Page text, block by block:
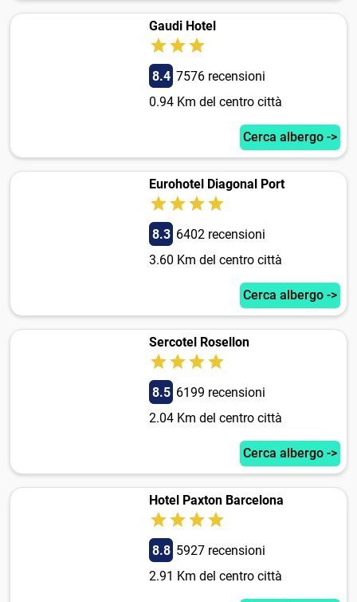
Gaudi Hotel
8.4 7576 recensioni
0.94 Km del centro città
Cerca albergo ->
Eurohotel Diagonal Port
8.3 6402 recensioni
3.60 Km del centro città
Cerca albergo ->
Sercotel Rosellon
8.5 6199 recensioni
2.04 Km del centro città
Cerca albergo ->
Hotel Paxton Barcelona
8.8 5927 recensioni
2.91 Km del centro città